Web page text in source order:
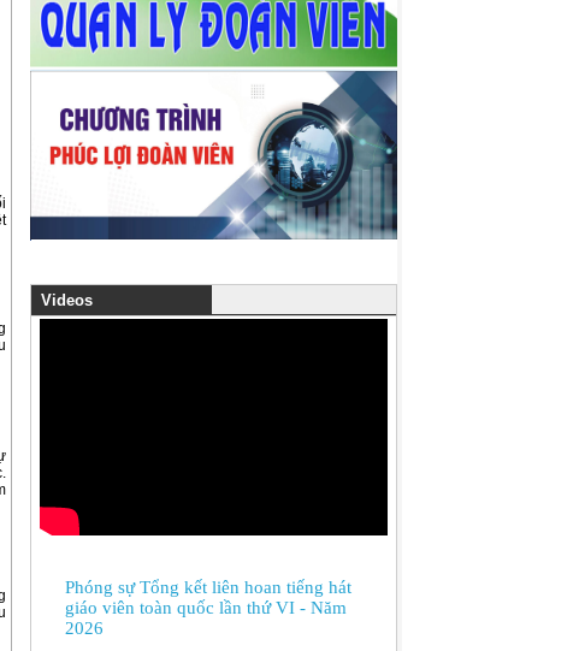
Videos
Phóng sự Tổng kết liên hoan tiếng hát
giáo viên toàn quốc lần thứ VI - Năm
2026